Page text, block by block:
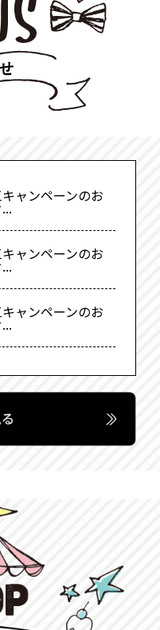
ャンペーンのお
ャンペーンのお
ャンペーンのお